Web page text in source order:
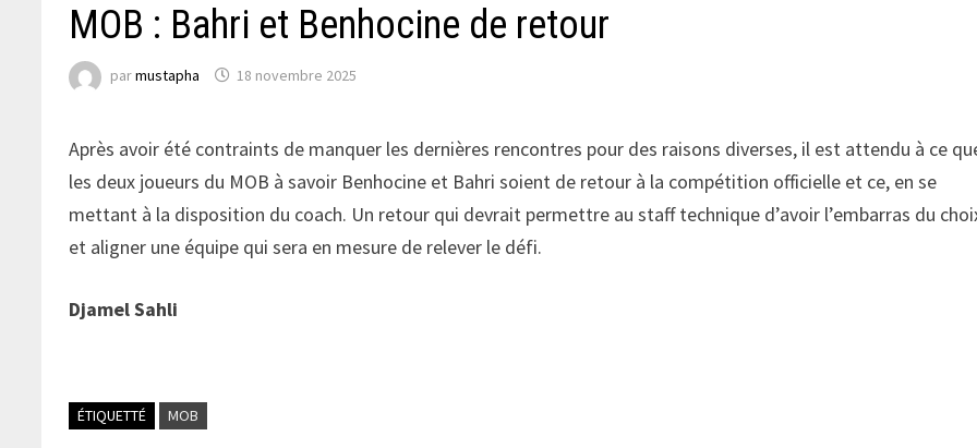
MOB : Bahri et Benhocine de retour
parmustapha 18 novembre 2025
Après avoir été contraints de manquer les dernières rencontres pour des raisons diverses, il est attendu à ce
les deux joueurs du MOB à savoir Benhocine et Bahri soient de retour à la compétition officielle et ce, en se
mettant à la disposition du coach. Un retour qui devrait permettre au staff technique d’avoir l’embarras du
et aligner une équipe qui sera en mesure de relever le défi.
Djamel Sahli
ÉTIQUETTÉ MOB